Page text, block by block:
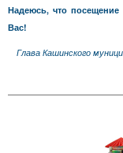
Надеюсь, что
Вас!
Глава Кашинского